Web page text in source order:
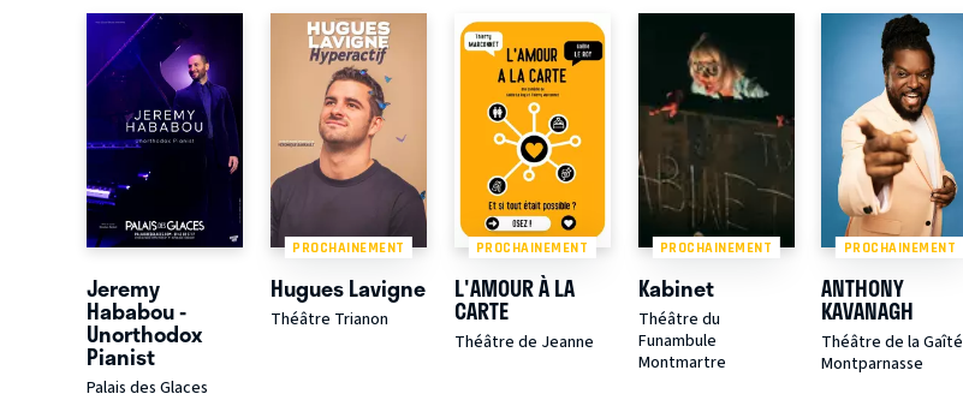
Jeremy
Hababou -
Unorthodox
Pianist
Palais des Glaces
PROCHAINEMENT
Hugues Lavigne
Théâtre Trianon
PROCHAINEMENT
L'AMOUR À LA
CARTE
Théâtre de Jeanne
PROCHAINEMENT
Kabinet
Théâtre du
Funambule
Montmartre
PROCHAINEMENT
ANTHONY
KAVANAGH
Théâtre de la Gaîté
Montparnasse